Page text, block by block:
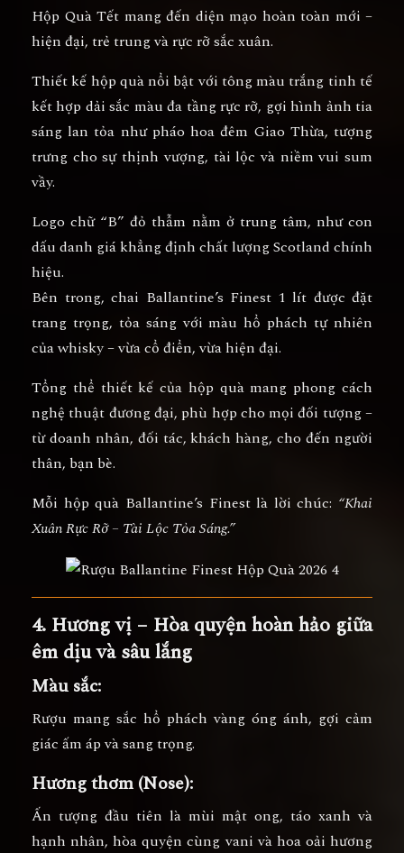
Hộp Quà Tết mang đến diện mạo hoàn toàn mới –
hiện đại, trẻ trung và rực rỡ sắc xuân.
Thiết kế hộp quà nổi bật với tông màu trắng tinh tế
kết hợp dải sắc màu đa tầng rực rỡ, gợi hình ảnhtia
sáng lan tỏa như pháo hoa đêm Giao Thừa, tượng
trưng chosự thịnh vượng, tài lộc và niềm vui sum
vầy.
Logo chữ “B” đỏ thẫm nằm ở trung tâm, nhưcon
dấu danh giá khẳng định chất lượng Scotland chính
hiệu.
Bên trong, chai Ballantine’s Finest 1 lít được đặt
trang trọng, tỏa sáng với màu hổ phách tự nhiên
của whisky – vừa cổ điển, vừa hiện đại.
Tổng thể thiết kế của hộp quà mang phong cách
nghệ thuật đương đại, phù hợp chomọi đối tượng –
từ doanh nhân, đối tác, khách hàng, cho đến người
thân, bạn bè.
Mỗi hộp quà Ballantine’s Finest là lời chúc: “Khai
Xuân Rực Rỡ – Tài Lộc Tỏa Sáng.”
4. Hương vị – Hòa quyện hoàn hảo giữa
êm dịu và sâu lắng
Màu sắc:
Rượu mang sắc hổ phách vàng óng ánh, gợi cảm
giác ấm áp và sang trọng.
Hương thơm (Nose):
Ấn tượng đầu tiên là mùi mật ong, táo xanh và
hạnh nhân, hòa quyện cùngvani và hoa oải hương